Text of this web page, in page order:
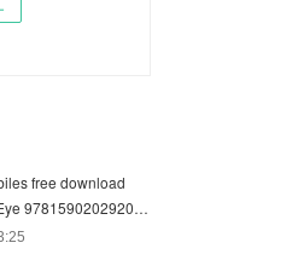
free download
9781590202920…